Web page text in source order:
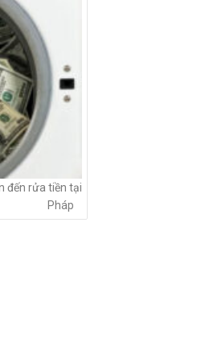
đến rửa tiền tại
Pháp